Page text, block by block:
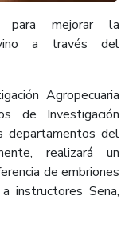
para mejorar la
a través del
Agropecuaria
de Investigación
departamentos del
realizará un
de embriones
instructores Sena,